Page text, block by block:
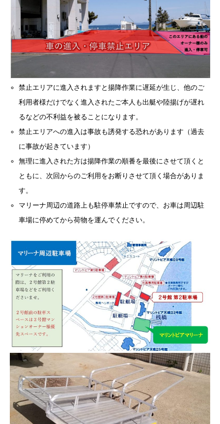
禁止エリアに進入されますと揚降作業に遅延が生じ、他のご
利用者様だけでなく進入されたご本人も出艇や陸揚げが遅れ
るなどの不利益を被ることになります。
禁止エリアへの進入は事故も誘発する恐れがあります（過去
に事故が起きています）
無理に進入された方は揚降作業の順番を最後にさせて頂くと
ともに、次回からのご利用をお断りさせて頂く場合がありま
す。
マリーナ周辺の道路上も駐停車禁止ですので、お車は周辺駐
車場に停めてから荷物を運んでください。